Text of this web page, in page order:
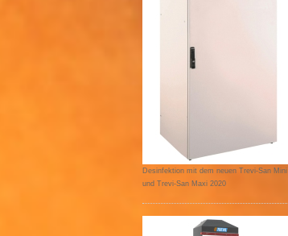
Desinfektion mit dem neuen Trevi-San Mini
und Trevi-San Maxi 2020